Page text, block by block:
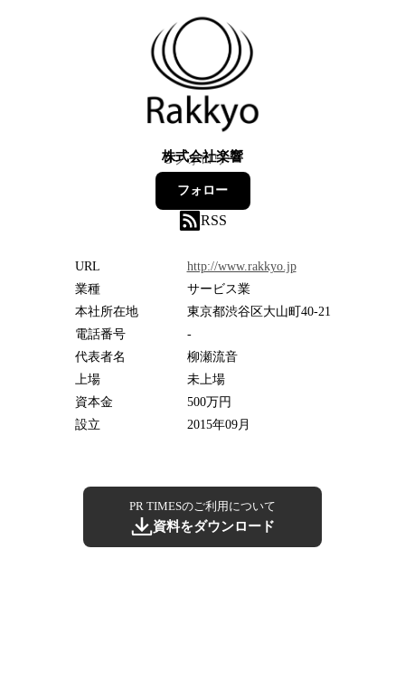
株式会社楽響
5フォロワー
フォロー
RSS
URL
http://www.rakkyo.jp
業種
サービス業
本社所在地
東京都渋谷区大山町40-21
電話番号
-
代表者名
柳瀬流音
上場
未上場
資本金
500万円
設立
2015年09月
PR TIMESのご利用について
資料をダウンロード